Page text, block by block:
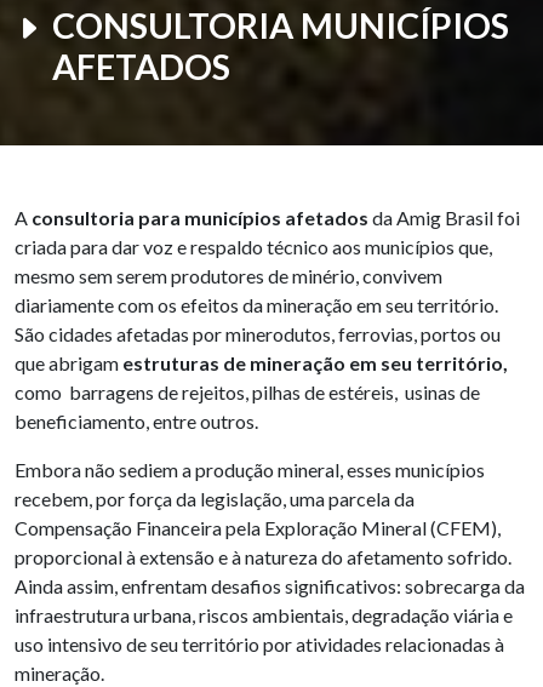
CONSULTORIA MUNICÍPIOS
AFETADOS
A consultoria para municípios afetados da Amig Brasil foi
criada para dar voz e respaldo técnico aos municípios que,
mesmo sem serem produtores de minério, convivem
diariamente com os efeitos da mineração em seu território.
São cidades afetadas por minerodutos, ferrovias, portos ou
que abrigam estruturas de mineração em seu território,
como barragens de rejeitos, pilhas de estéreis, usinas de
beneficiamento, entre outros.
Embora não sediem a produção mineral, esses municípios
recebem, por força da legislação, uma parcela da
Compensação Financeira pela Exploração Mineral (CFEM),
proporcional à extensão e à natureza do afetamento sofrido.
Ainda assim, enfrentam desafios significativos: sobrecarga da
infraestrutura urbana, riscos ambientais, degradação viária e
uso intensivo de seu território por atividades relacionadas à
mineração.